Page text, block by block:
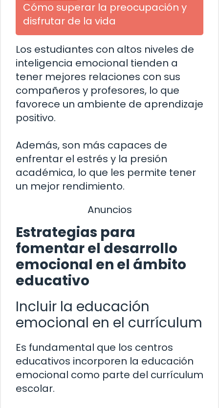
Cómo superar la preocupación y
disfrutar de la vida
Los estudiantes con altos niveles de
inteligencia emocional tienden a
tener mejores relaciones con sus
compañeros y profesores, lo que
favorece un ambiente de aprendizaje
positivo.
Además, son más capaces de
enfrentar el estrés y la presión
académica, lo que les permite tener
un mejor rendimiento.
Anuncios
Estrategias para
fomentar el desarrollo
emocional en el ámbito
educativo
Incluir la educación
emocional en el currículum
Es fundamental que los centros
educativos incorporen la educación
emocional como parte del currículum
escolar.